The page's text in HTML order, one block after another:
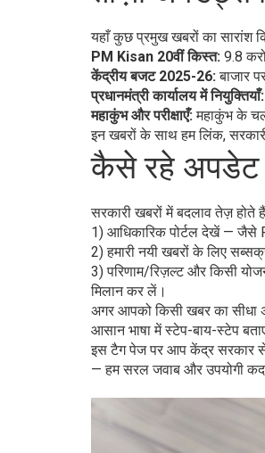
यहाँ कुछ प्रमुख खबरों का सारांश
PM Kisan 20वीं किस्त: 9.8
केंद्रीय बजट 2025-26:बाजार
प्रधानमंत्री कार्यालय में नियुक्तियाँ:
महाकुंभ और परीक्षाएँ:महाकुंभ के
इन खबरों के साथ हम लिंक,
कैसे रहे
सरकारी खबरों में बदलाव तेज़
1) आधिकारिक पोर्टल देखें — जैसे
2) हमारी नयी खबरों के लिए
3) परिणाम/रिज़ल्ट और किसी
मिलान कर लें।
अगर आपको किसी खबर का सीधा
आसान भाषा में स्टेप-बाय-स्टेप
इस टैग पेज पर आप केंद्र सरकार से
— हम सरल जवाब और उपयोगी